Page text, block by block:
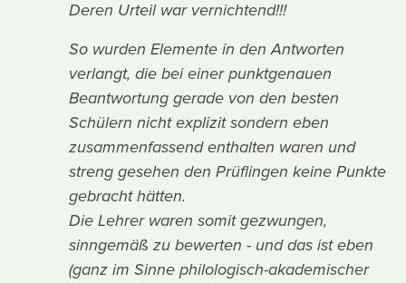
Deren Urteil war vernichtend!!!
So wurden Elemente in den Antworten
verlangt, die bei einer punktgenauen
Beantwortung gerade von den besten
Schülern nicht explizit sondern eben
zusammenfassend enthalten waren und
streng gesehen den Prüflingen keine Punkte
gebracht hätten.
Die Lehrer waren somit gezwungen,
sinngemäß zu bewerten - und das ist eben
(ganz im Sinne philologisch-akademischer